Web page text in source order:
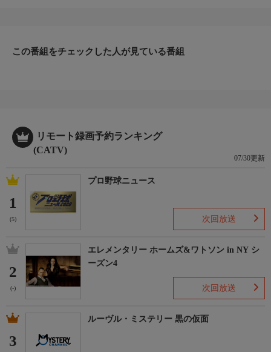
この番組をチェックした人が見ている番組
リモート録画予約ランキング
(CATV)
07/30更新
1
(5)
プロ野球ニュース
次回放送
2
(-)
エレメンタリー ホームズ&ワトソン in NY シ
ーズン4
次回放送
3
ルーヴル・ミステリー 黒の仮面